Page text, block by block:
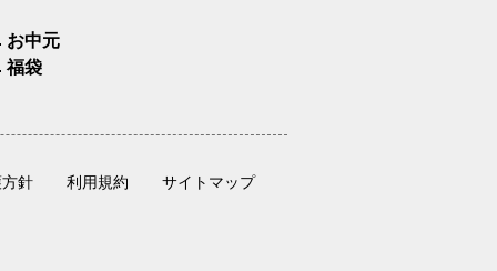
お中元
福袋
針 利用規約 サイトマップ